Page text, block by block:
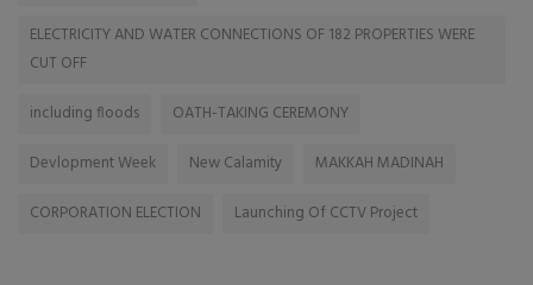
ELECTRICITY AND WATER CONNECTIONS OF 182 PROPERTIES WERE
CUT OFF
including floods
OATH-TAKING CEREMONY
Devlopment Week
New Calamity
MAKKAH MADINAH
CORPORATION ELECTION
Launching Of CCTV Project